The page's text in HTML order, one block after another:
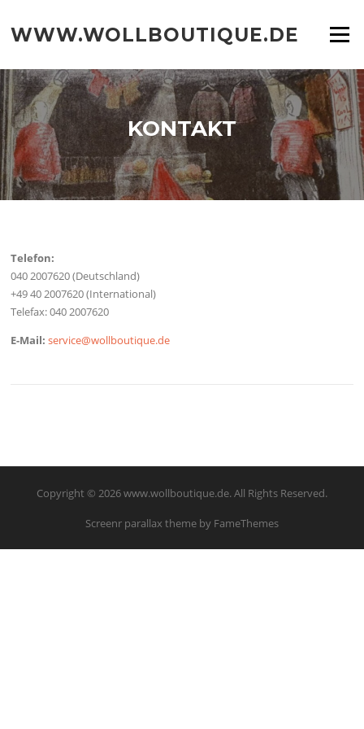
WWW.WOLLBOUTIQUE.DE Menu
KONTAKT
Telefon:
040 2007620 (Deutschland)
+49 40 2007620 (International)
Telefax: 040 2007620
E-Mail: service@wollboutique.de
Copyright © 2026 www.wollboutique.de. All Rights Reserved.
Screenr parallax theme by FameThemes